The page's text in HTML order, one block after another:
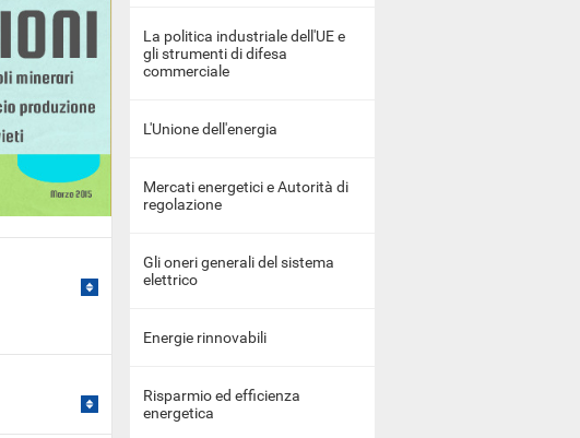
La politica industriale dell'UE e
gli strumenti di difesa
commerciale
L'Unione dell'energia
Mercati energetici e Autorità di
regolazione
Gli oneri generali del sistema
elettrico
Energie rinnovabili
Risparmio ed efficienza
energetica